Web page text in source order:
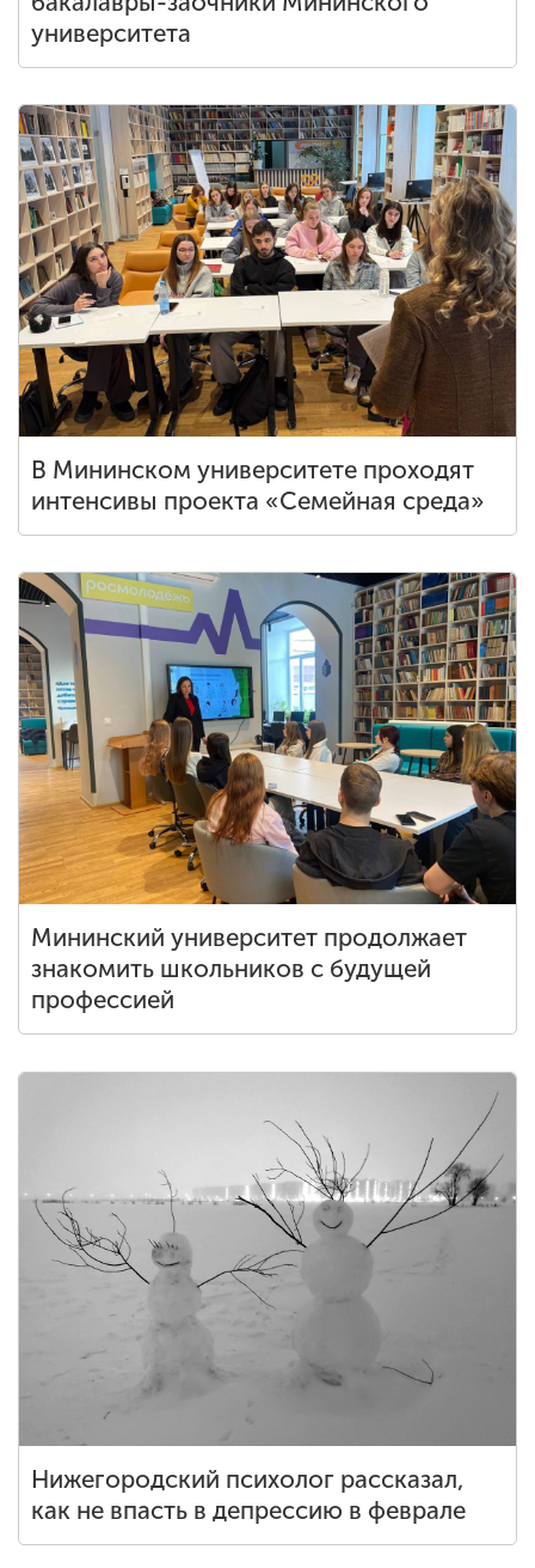
университета
В Мининском университете проходят
интенсивы проекта «Семейная среда»
Мининский университет продолжает
знакомить школьников с будущей
профессией
Нижегородский психолог рассказал,
как не впасть в депрессию в феврале